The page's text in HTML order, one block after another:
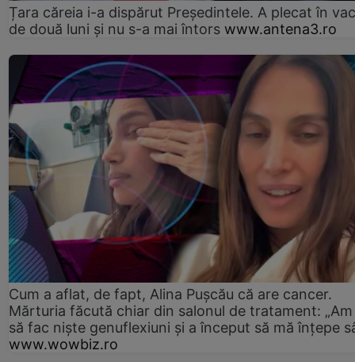
Țara căreia i-a dispărut Președintele. A plecat în
de două luni și nu s-a mai întors www.antena3.ro
Cum a aflat, de fapt, Alina Pușcău că are cancer.
Mărturia făcută chiar din salonul de tratament:
să fac niște genuflexiuni și a început să mă înțepe
www.wowbiz.ro